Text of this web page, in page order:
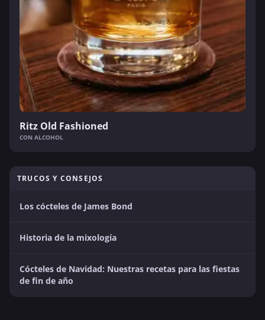
Ritz Old Fashioned
CON ALCOHOL
TRUCOS Y CONSEJOS
Los cócteles de James Bond
Historia de la mixología
Cócteles de Navidad: Nuestras recetas para las fiestas
de fin de año